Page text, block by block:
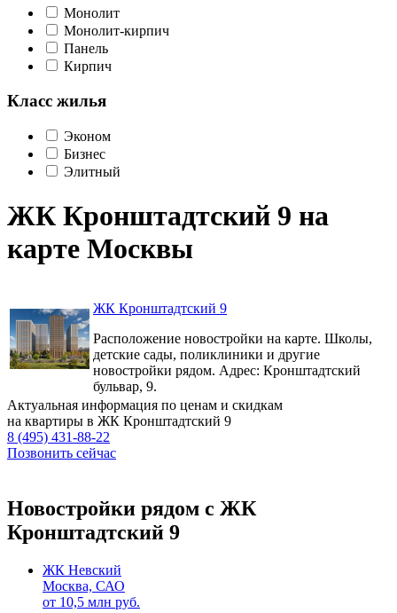
Монолит
Монолит-кирпич
Панель
Кирпич
Класс жилья
Эконом
Бизнес
Элитный
ЖК Кронштадтский 9 на
карте Москвы
ЖК Кронштадтский 9
Расположение новостройки на карте. Школы,
детские сады, поликлиники и другие
новостройки рядом. Адрес: Кронштадтский
бульвар, 9.
Актуальная информация по ценам и скидкам
на квартиры в ЖК Кронштадтский 9
8 (495) 431-88-22
Позвонить сейчас
Новостройки рядом с ЖК
Кронштадтский 9
ЖК Невский
Москва, САО
от 10,5 млн руб.